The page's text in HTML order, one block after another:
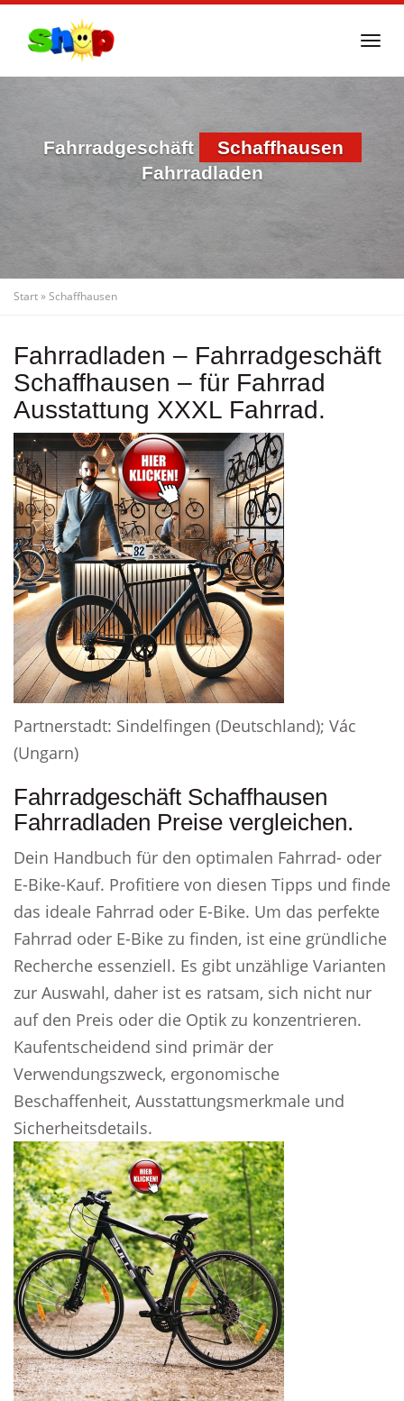
Fahrradgeschäft
Schaffhausen
Fahrradladen
Start»Schaffhausen
Fahrradladen – Fahrradgeschäft
Schaffhausen – für Fahrrad
Ausstattung XXXL Fahrrad.
Partnerstadt: Sindelfingen (Deutschland); Vác
(Ungarn)
Fahrradgeschäft Schaffhausen
Fahrradladen Preise vergleichen.
Dein Handbuch für den optimalen Fahrrad- oder
E-Bike-Kauf. Profitiere von diesen Tipps und finde
das ideale Fahrrad oder E-Bike. Um das perfekte
Fahrrad oder E-Bike zu finden, ist eine gründliche
Recherche essenziell. Es gibt unzählige Varianten
zur Auswahl, daher ist es ratsam, sich nicht nur
auf den Preis oder die Optik zu konzentrieren.
Kaufentscheidend sind primär der
Verwendungszweck, ergonomische
Beschaffenheit, Ausstattungsmerkmale und
Sicherheitsdetails.